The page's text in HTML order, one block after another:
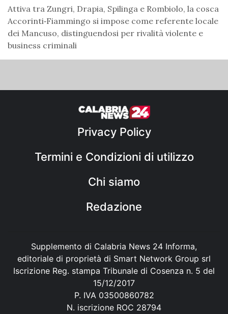
Attiva tra Zungri, Drapia, Spilinga e Rombiolo, la cosca
Accorinti‑Fiammingo si impose come referente locale
dei Mancuso, distinguendosi per rivalità violente e
business criminali
Privacy Policy
Termini e Condizioni di utilizzo
Chi siamo
Redazione
Supplemento di Calabria News 24 Informa,
editoriale di proprietà di Smart Network Group srl
Iscrizione Reg. stampa Tribunale di Cosenza n. 5 del
15/12/2017
P. IVA 03500860782
N. iscrizione ROC 28794